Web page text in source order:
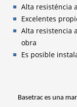
Alta resisténcia
Excelentes
Alta resistencia
obra
Es posible
Basetrac es una